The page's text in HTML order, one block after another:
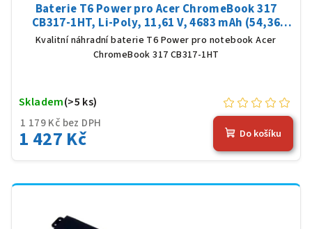
Baterie T6 Power pro Acer ChromeBook 317
CB317-1HT, Li-Poly, 11,61 V, 4683 mAh (54,36
Wh), černá
Kvalitní náhradní baterie T6 Power pro notebook Acer
ChromeBook 317 CB317-1HT
1 179 Kč bez DPH
1 427 Kč
Skladem(>5 ks)
Do košíku